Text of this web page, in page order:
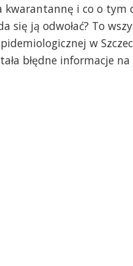
i co o tym
się ją odwołać? To
w
błędne informacje